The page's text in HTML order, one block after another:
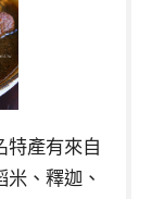
特產有來自
、釋迦、